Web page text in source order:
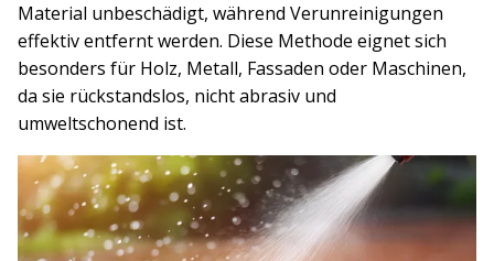
Material unbeschädigt, während Verunreinigungen
effektiv entfernt werden. Diese Methode eignet sich
besonders für Holz, Metall, Fassaden oder Maschinen,
da sie rückstandslos, nicht abrasiv und
umweltschonend ist.